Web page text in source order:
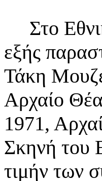
Στο
εξής
Τάκη
Αρχαίο
1971,
Σκηνή του
τιμήν των